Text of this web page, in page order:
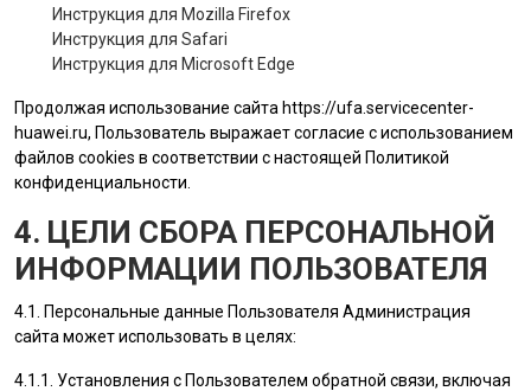
Инструкция для Mozilla Firefox
Инструкция для Safari
Инструкция для Microsoft Edge
Продолжая использование сайта https://ufa.servicecenter-
huawei.ru, Пользователь выражает согласие с использованием
файлов cookies в соответствии с настоящей Политикой
конфиденциальности.
4. ЦЕЛИ СБОРА ПЕРСОНАЛЬНОЙ
ИНФОРМАЦИИ ПОЛЬЗОВАТЕЛЯ
4.1. Персональные данные Пользователя Администрация
сайта может использовать в целях:
4.1.1. Установления с Пользователем обратной связи, включая